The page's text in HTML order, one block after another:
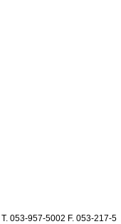
T. 053-957-5002 F. 053-217-5